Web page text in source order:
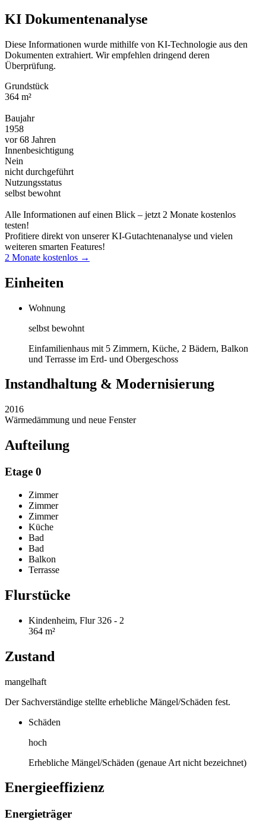
KI Dokumentenanalyse
Diese Informationen wurde mithilfe von KI-Technologie aus den
Dokumenten extrahiert. Wir empfehlen dringend deren
Überprüfung.
Grundstück
364 m²
Baujahr
1958
vor 68 Jahren
Innenbesichtigung
Nein
nicht durchgeführt
Nutzungsstatus
selbst bewohnt
Alle Informationen auf einen Blick – jetzt 2 Monate kostenlos
testen!
Profitiere direkt von unserer KI-Gutachtenanalyse und vielen
weiteren smarten Features!
2 Monate kostenlos →
Einheiten
Wohnung
selbst bewohnt
Einfamilienhaus mit 5 Zimmern, Küche, 2 Bädern, Balkon
und Terrasse im Erd- und Obergeschoss
Instandhaltung & Modernisierung
2016
Wärmedämmung und neue Fenster
Aufteilung
Etage 0
Zimmer
Zimmer
Zimmer
Küche
Bad
Bad
Balkon
Terrasse
Flurstücke
Kindenheim, Flur 326 - 2
364 m²
Zustand
mangelhaft
Der Sachverständige stellte erhebliche Mängel/Schäden fest.
Schäden
hoch
Erhebliche Mängel/Schäden (genaue Art nicht bezeichnet)
Energieeffizienz
Energieträger